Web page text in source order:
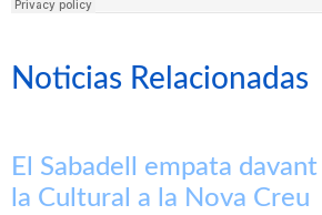
Noticias Relacionadas
El Sabadell empata davant
la Cultural a la Nova Creu